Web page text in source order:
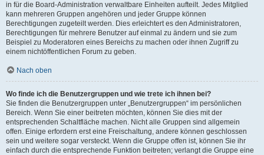
in für die Board-Administration verwaltbare Einheiten aufteilt. Jedes Mitglied
kann mehreren Gruppen angehören und jeder Gruppe können
Berechtigungen zugeteilt werden. Dies erleichtert es den Administratoren,
Berechtigungen für mehrere Benutzer auf einmal zu ändern und sie zum
Beispiel zu Moderatoren eines Bereichs zu machen oder ihnen Zugriff zu
einem nichtöffentlichen Forum zu geben.
Nach oben
Wo finde ich die Benutzergruppen und wie trete ich ihnen bei?
Sie finden die Benutzergruppen unter „Benutzergruppen“ im persönlichen
Bereich. Wenn Sie einer beitreten möchten, können Sie dies mit der
entsprechenden Schaltfläche machen. Nicht alle Gruppen sind allgemein
offen. Einige erfordern erst eine Freischaltung, andere können geschlossen
sein und weitere sogar versteckt. Wenn die Gruppe offen ist, können Sie ihr
einfach durch die entsprechende Funktion beitreten; verlangt die Gruppe eine